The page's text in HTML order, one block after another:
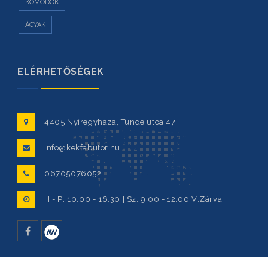
KOMÓDOK
ÁGYAK
ELÉRHETŐSÉGEK
4405 Nyíregyháza, Tünde utca 47.
info@kekfabutor.hu
06705076052
H - P: 10:00 - 16:30 | Sz: 9:00 - 12:00 V:Zárva